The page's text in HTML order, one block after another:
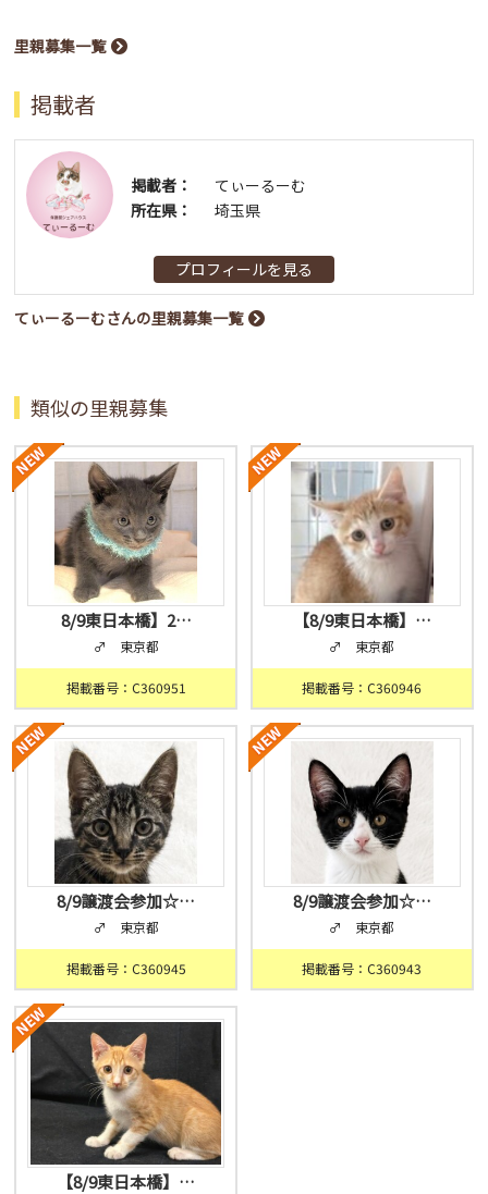
里親募集一覧
掲載者
掲載者：
てぃーるーむ
所在県：
埼玉県
プロフィールを見る
てぃーるーむさんの里親募集一覧
類似の里親募集
8/9東日本橋】2…
♂ 東京都
掲載番号：C360951
【8/9東日本橋】…
♂ 東京都
掲載番号：C360946
8/9譲渡会参加☆…
♂ 東京都
掲載番号：C360945
8/9譲渡会参加☆…
♂ 東京都
掲載番号：C360943
【8/9東日本橋】…